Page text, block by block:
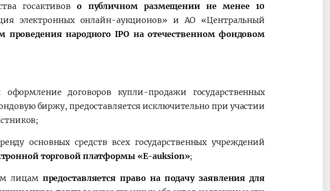
госактивово публичном размещении не менее 10
электронных онлайн-аукционов» и АО «Центральный
проведения народного IPO на отечественном фондовом
договоров купли-продажи государственных
биржу, предоставляется исключительно при участии
основных средств всех государственных учреждений
торговой платформы «E-auksion»;
лицам предоставляется право на подачу заявления для